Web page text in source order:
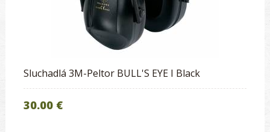
Sluchadlá 3M-Peltor BULL'S EYE I Black
30.00 €